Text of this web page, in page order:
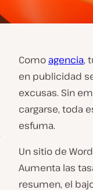
Como agencia,
en publicidad
excusas. Sin
cargarse, toda
esfuma.
Un sitio de
Aumenta las
resumen, el